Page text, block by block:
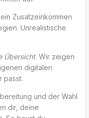
Zusatzeinkommen
Unrealistische
Übersicht. Wir zeigen
digitalen
passt.
und der Wahl
dir, deine